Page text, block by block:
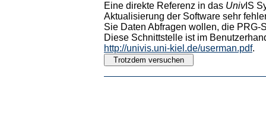
Eine direkte Referenz in das UnivIS
Aktualisierung der Software sehr
Sie Daten Abfragen wollen, die PRG-
Diese Schnittstelle ist im
http://univis.uni-kiel.de/userman.pdf.